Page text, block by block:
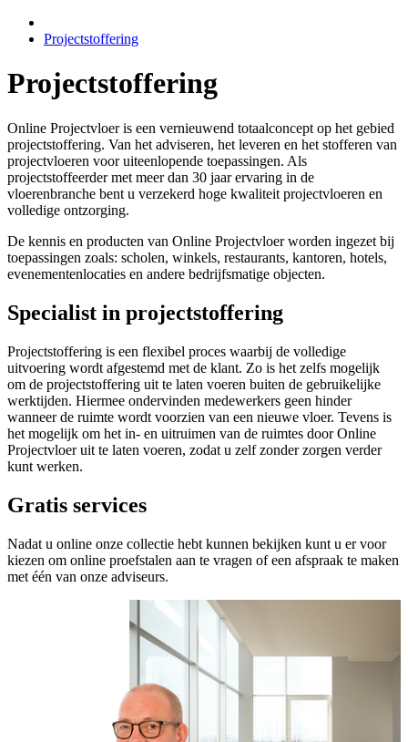
Projectstoffering
Projectstoffering
Online Projectvloer is een vernieuwend totaalconcept op het gebied
projectstoffering. Van het adviseren, het leveren en het stofferen van
projectvloeren voor uiteenlopende toepassingen. Als
projectstoffeerder met meer dan 30 jaar ervaring in de
vloerenbranche bent u verzekerd hoge kwaliteit projectvloeren en
volledige ontzorging.
De kennis en producten van Online Projectvloer worden ingezet bij
toepassingen zoals: scholen, winkels, restaurants, kantoren, hotels,
evenementenlocaties en andere bedrijfsmatige objecten.
Specialist in projectstoffering
Projectstoffering is een flexibel proces waarbij de volledige
uitvoering wordt afgestemd met de klant. Zo is het zelfs mogelijk
om de projectstoffering uit te laten voeren buiten de gebruikelijke
werktijden. Hiermee ondervinden medewerkers geen hinder
wanneer de ruimte wordt voorzien van een nieuwe vloer. Tevens is
het mogelijk om het in- en uitruimen van de ruimtes door Online
Projectvloer uit te laten voeren, zodat u zelf zonder zorgen verder
kunt werken.
Gratis services
Nadat u online onze collectie hebt kunnen bekijken kunt u er voor
kiezen om online proefstalen aan te vragen of een afspraak te maken
met één van onze adviseurs.